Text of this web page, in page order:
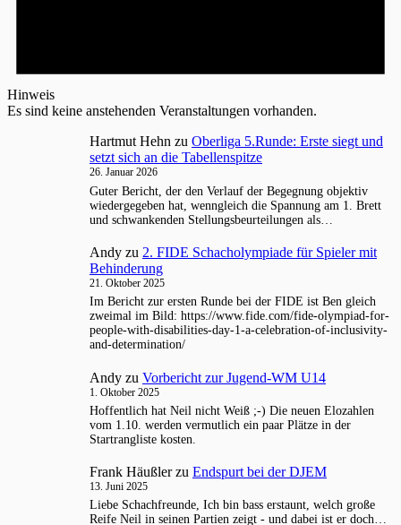
Hinweis
Es sind keine anstehenden Veranstaltungen vorhanden.
Hartmut Hehn zu Oberliga 5.Runde: Erste siegt und
setzt sich an die Tabellenspitze
26. Januar 2026
Guter Bericht, der den Verlauf der Begegnung objektiv
wiedergegeben hat, wenngleich die Spannung am 1. Brett
und schwankenden Stellungsbeurteilungen als…
Andy zu 2. FIDE Schacholympiade für Spieler mit
Behinderung
21. Oktober 2025
Im Bericht zur ersten Runde bei der FIDE ist Ben gleich
zweimal im Bild: https://www.fide.com/fide-olympiad-for-
people-with-disabilities-day-1-a-celebration-of-inclusivity-
and-determination/
Andy zu Vorbericht zur Jugend-WM U14
1. Oktober 2025
Hoffentlich hat Neil nicht Weiß ;-) Die neuen Elozahlen
vom 1.10. werden vermutlich ein paar Plätze in der
Startrangliste kosten.
Frank Häußlerzu Endspurt bei der DJEM
13. Juni 2025
Liebe Schachfreunde, Ich bin bass erstaunt, welch große
Reife Neil in seinen Partien zeigt - und dabei ist er doch…